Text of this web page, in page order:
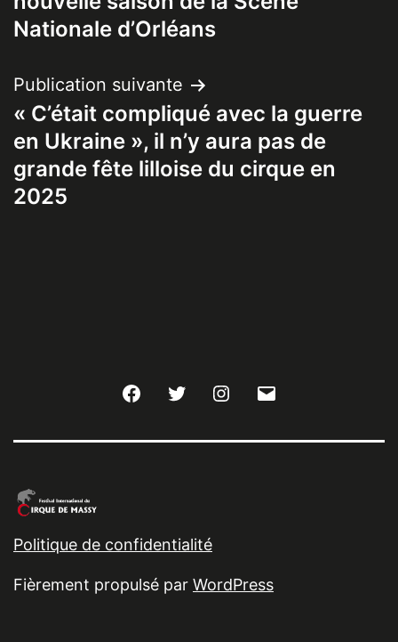
Nationale d’Orléans
Publication suivante
« C’était compliqué avec la guerre
en Ukraine », il n’y aura pas de
grande fête lilloise du cirque en
2025
FacebookTwitter Instagram
Politique de confidentialité
Fièrement propulsé par WordPress